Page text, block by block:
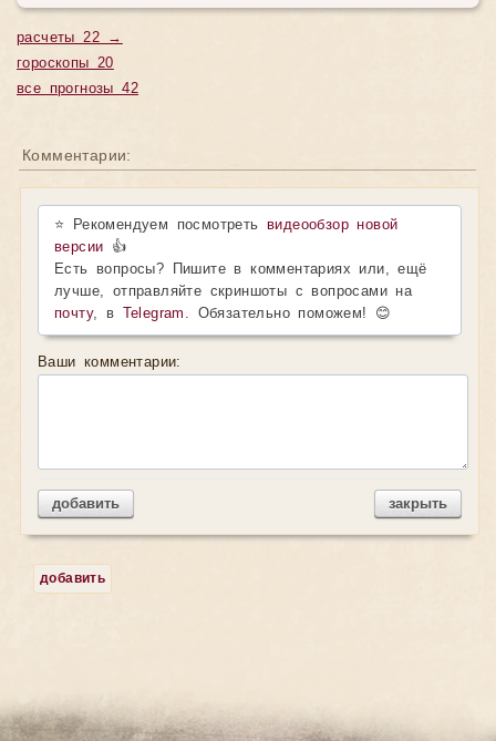
расчеты 22 →
гороскопы 20
все прогнозы 42
Комментарии:
⭐ Рекомендуем посмотретьвидеообзор новой
версии 👍
Есть вопросы? Пишите в комментариях или, ещё
лучше, отправляйте скриншоты с вопросами на
почту, в Telegram . Обязательно поможем! 😊
Ваши комментарии:
добавить закрыть
добавить